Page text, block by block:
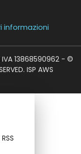
13868590962 - ©
ISP AWS